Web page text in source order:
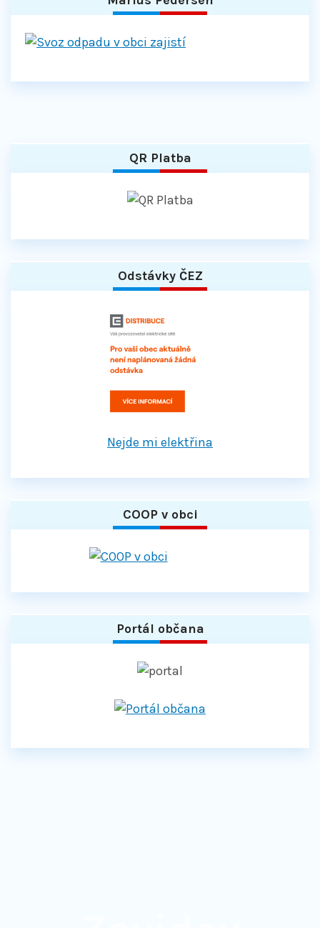
QR Platba
Odstávky ČEZ
Nejde mi elektřina
COOP v obci
Portál občana